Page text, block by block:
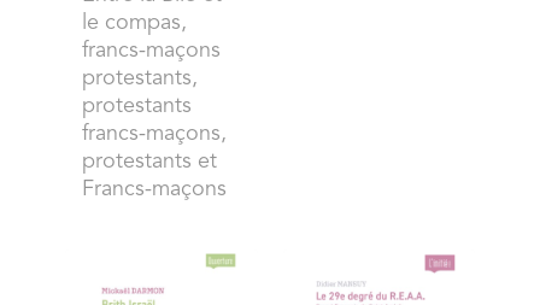
le compas,
francs-maçons
protestants,
protestants
francs-maçons,
protestants et
Francs-maçons